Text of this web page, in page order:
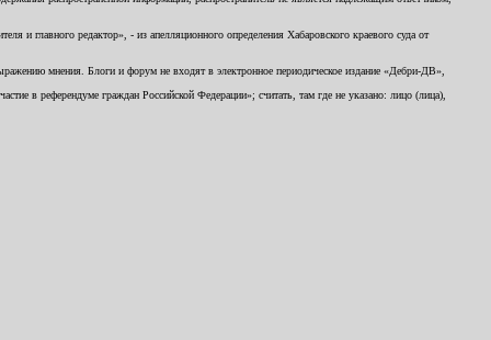
главного редактор», - из апелляционного определения Хабаровского краевого суда от
мнения. Блоги и форум не входят в электронное периодическое издание «Дебри-ДВ»,
в референдуме граждан Российской Федерации»; считать, там где не указано: лицо (лица),